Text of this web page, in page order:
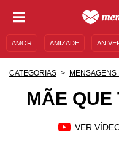
AMOR AMIZADE
UNIVERSO FEMININO
CATEGORIAS MENSAGENS
MÃE QUE
VER